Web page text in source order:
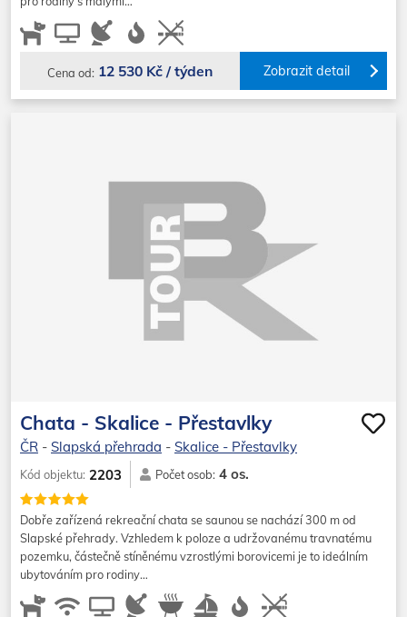
Cena od: 12 530 Kč / týden Zobrazit detail
Chata - Skalice - Přestavlky
ČR - Slapská přehrada - Skalice - Přestavlky
Kód objektu: 2203 Počet osob: 4 os.
Dobře zařízená rekreační chata se saunou se nachází 300 m od
Slapské přehrady. Vzhledem k poloze a udržovanému travnatému
pozemku, částečně stíněnému vzrostlými borovicemi je to ideálním
ubytováním pro rodiny…